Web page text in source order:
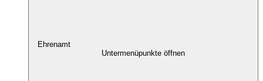
Ehrenamt
Untermenüpunkte öffnen